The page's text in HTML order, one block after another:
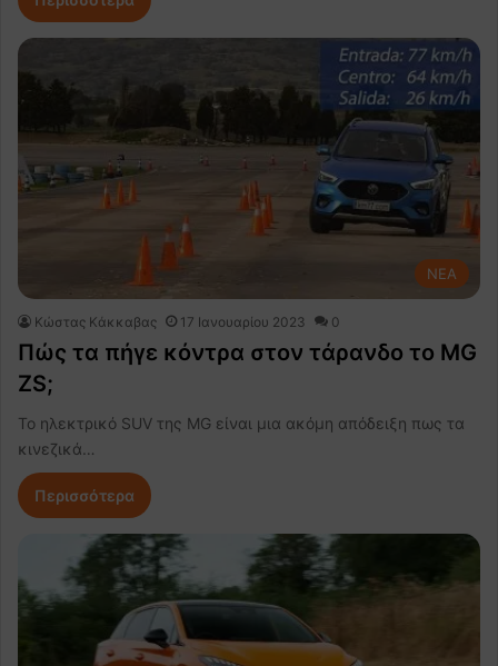
NEA
Κώστας Κάκκαβας 17 Ιανουαρίου 2023 0
Πώς τα πήγε κόντρα στον τάρανδο το MG
ZS;
Το ηλεκτρικό SUV της MG είναι μια ακόμη απόδειξη πως τα
κινεζικά…
Περισσότερα